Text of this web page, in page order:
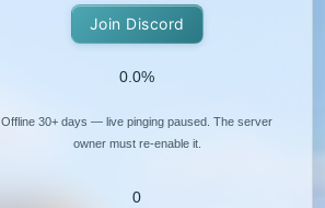
Join Discord
0.0%
Offline 30+ days — live pinging paused. The server
owner must re-enable it.
0